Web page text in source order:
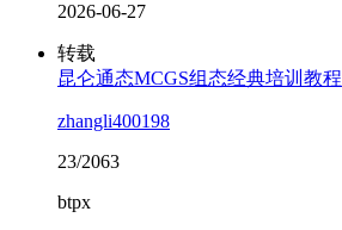
2026-06-27
转载
昆仑通态MCGS组态经典培训教程
zhangli400198
23/2063
btpx